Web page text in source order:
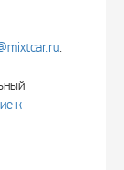
.
к